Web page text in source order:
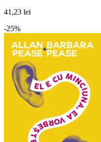
41,23 lei
-25%